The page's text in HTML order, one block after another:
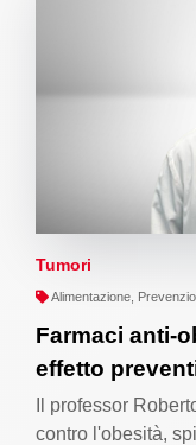
Tumori
Alimentazione,
Farmaci anti-
effetto
Il professor
contro l'obesità,